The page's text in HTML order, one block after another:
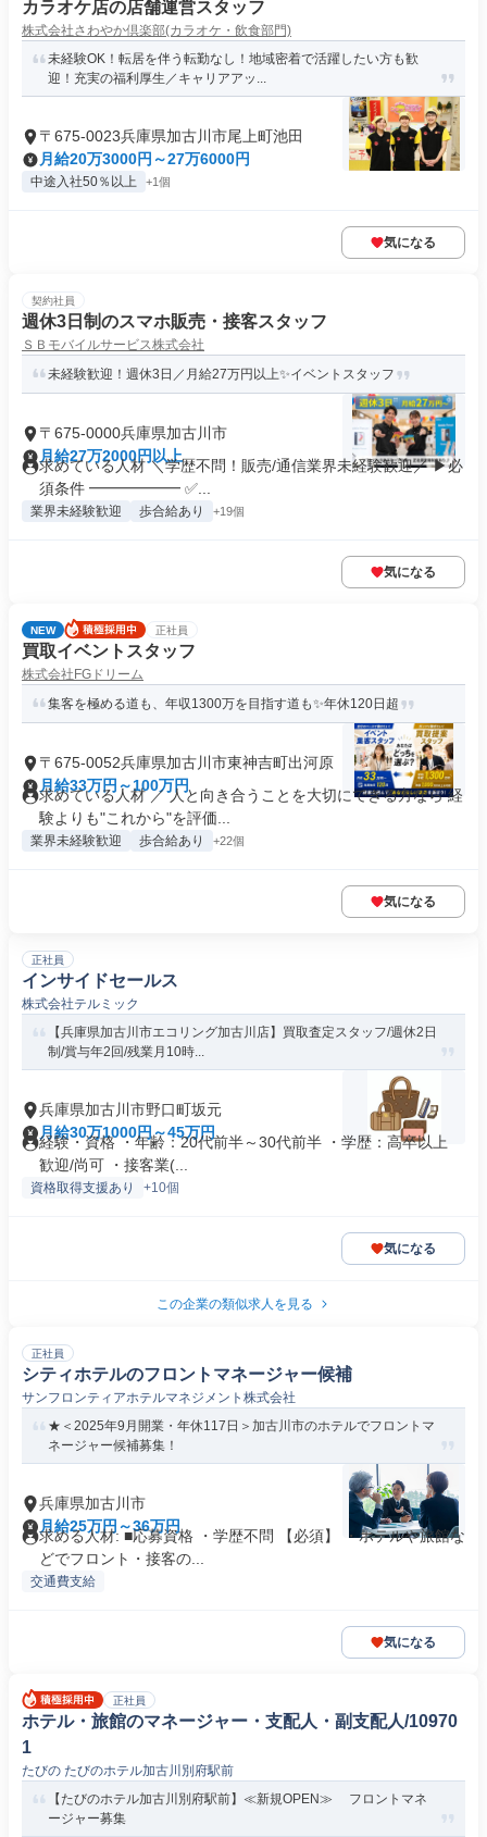
カラオケ店の店舗運営スタッフ
株式会社さわやか倶楽部(カラオケ・飲食部門)
未経験OK！転居を伴う転勤なし！地域密着で活躍したい方も歓
迎！充実の福利厚生／キャリアアッ...
〒675-0023兵庫県加古川市尾上町池田
月給20万3000円～27万6000円
中途入社50％以上 +1個
気になる
契約社員
週休3日制のスマホ販売・接客スタッフ
ＳＢモバイルサービス株式会社
未経験歓迎！週休3日／月給27万円以上✨イベントスタッフ
〒675-0000兵庫県加古川市
月給27万2000円以上
求めている人材 ＼学歴不問！販売/通信業界未経験歓迎／ ▶必
須条件 ━━━━━━ ✅...
業界未経験歓迎 歩合給あり +19個
気になる
NEW 正社員
買取イベントスタッフ
株式会社FGドリーム
集客を極める道も、年収1300万を目指す道も✨年休120日超
〒675-0052兵庫県加古川市東神吉町出河原
月給33万円～100万円
求めている人材 ／ 人と向き合うことを大切にできる方なら 経
験よりも"これから"を評価...
業界未経験歓迎 歩合給あり +22個
気になる
正社員
インサイドセールス
株式会社テルミック
【兵庫県加古川市エコリング加古川店】買取査定スタッフ/週休2日
制/賞与年2回/残業月10時...
兵庫県加古川市野口町坂元
月給30万1000円～45万円
経験・資格 ・年齢：20代前半～30代前半 ・学歴：高卒以上
歓迎/尚可 ・接客業(...
資格取得支援あり +10個
気になる
この企業の類似求人を見る
正社員
シティホテルのフロントマネージャー候補
サンフロンティアホテルマネジメント株式会社
★＜2025年9月開業・年休117日＞加古川市のホテルでフロントマ
ネージャー候補募集！
兵庫県加古川市
月給25万円～36万円
求める人材: ■応募資格 ・学歴不問 【必須】 ・ホテルや旅館な
どでフロント・接客の...
交通費支給
気になる
正社員
ホテル・旅館のマネージャー・支配人・副支配人/10970
1
たびの たびのホテル加古川別府駅前
【たびのホテル加古川別府駅前】≪新規OPEN≫ フロントマネ
ージャー募集